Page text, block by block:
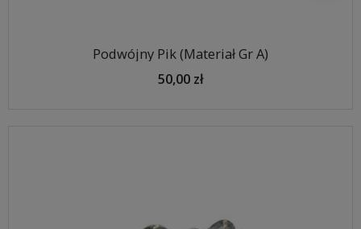
Podwójny Pik (Materiał Gr A)
50,00 zł